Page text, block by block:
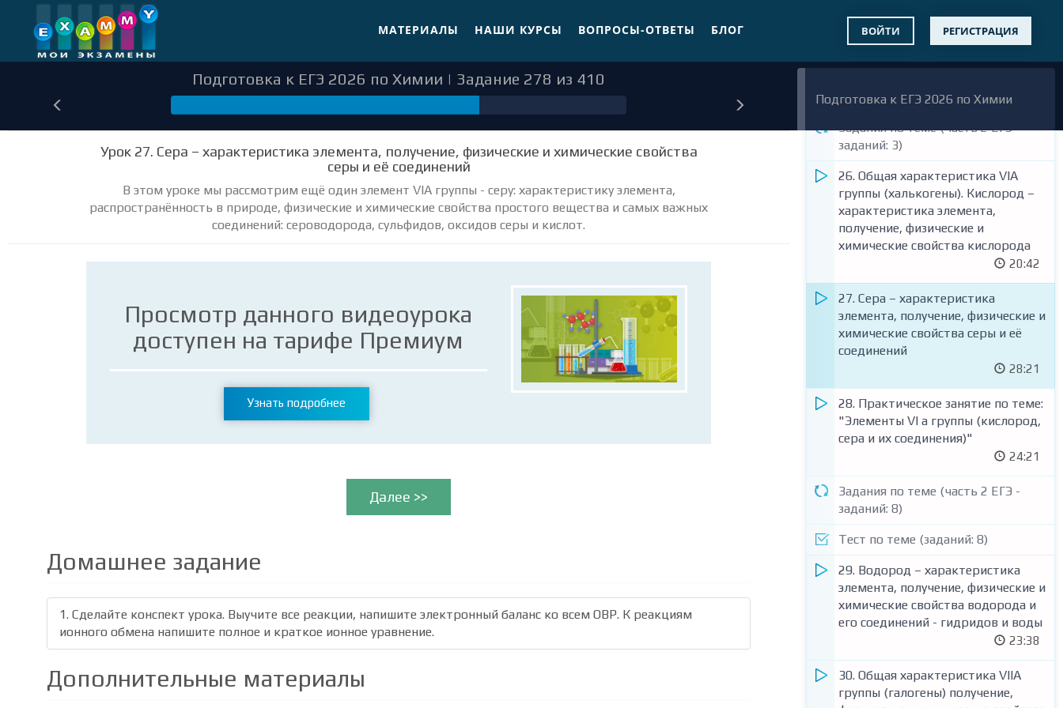
ВОЙТИ РЕГИСТРАЦИЯ
МАТЕРИАЛЫ НАШИ КУРСЫ ВОПРОСЫ-ОТВЕТЫ БЛОГ
Подготовка к ЕГЭ 2026 по Химии | Задание 278 из 410
Урок 27. Сера – характеристика элемента, получение, физические и химические свойства
серы и её соединений
В этом уроке мы рассмотрим ещё один элемент VIA группы - серу: характеристику элемента,
распространённость в природе, физические и химические свойства простого вещества и самых важных
соединений: сероводорода, сульфидов, оксидов серы и кислот.
Просмотр данного видеоурока
доступен на тарифе Премиум
Узнать подробнее
Далее >>
Домашнее задание
1. Сделайте конспект урока. Выучите все реакции, напишите электронный баланс ко всем ОВР. К реакциям
ионного обмена напишите полное и краткое ионное уравнение.
Дополнительные материалы
Подготовка к ЕГЭ 2026 по Химии
Тест по теме "Электролитическая
диссоциация электролитов в
слабые электролиты. Реакции
заданий: 3)
10. Гидролиз солей. Среда водных
растворов: кислая, нейтральная,
щелочная (23)
Тест по теме "Гидролиз солей.
Среда водных растворов: кислая,
нейтральная, щелочная (Задания
№23)" (заданий: 6)
11. Окислительно-
восстановительные реакции (ОВР)
21:15
12. Реакции окислительно-
восстановительные (21, 30)
Тест по теме "Реакции
окислительно-восстановительные
(Задания №21)" (заданий: 5)
Задания по теме (часть 2 ЕГЭ -
заданий: 3)
13. Электролиз расплавов и
растворов (солей, щелочей,
кислот) (22)
39:16
Тест по теме "Электролиз
расплавов и растворов (солей,
"Элементы V a группы (азот,
фосфор и их соединения)"
27:39
Тест по теме (заданий: 9)
Задания по теме (часть 2 ЕГЭ -
заданий: 3)
26. Общая характеристика VIA
группы (халькогены). Кислород –
характеристика элемента,
получение, физические и
химические свойства кислорода
20:42
27. Сера – характеристика
элемента, получение, физические и
химические свойства серы и её
соединений
28:21
28. Практическое занятие по теме:
"Элементы VI a группы (кислород,
сера и их соединения)"
24:21
Задания по теме (часть 2 ЕГЭ -
заданий: 8)
Тест по теме (заданий: 8)
29. Водород – характеристика
элемента, получение, физические и
химические свойства водорода и
его соединений - гидридов и воды
23:38
30. Общая характеристика VIIA
группы (галогены) получение,